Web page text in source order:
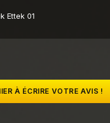
Ettek 01
À ÉCRIRE VOTRE AVIS !